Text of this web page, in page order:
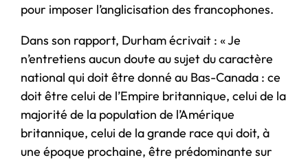
pour imposer l’anglicisation des francophones.
Dans son rapport, Durham écrivait : « Je
n’entretiens aucun doute au sujet du caractère
national qui doit être donné au Bas-Canada : ce
doit être celui de l’Empire britannique, celui de la
majorité de la population de l’Amérique
britannique, celui de la grande race qui doit, à
une époque prochaine, être prédominante sur